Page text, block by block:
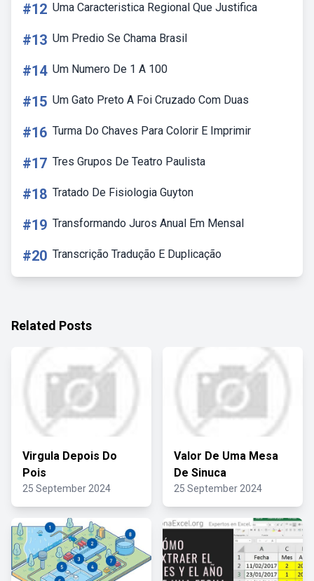
#12 Uma Caracteristica Regional Que Justifica
#13 Um Predio Se Chama Brasil
#14 Um Numero De 1 A 100
#15 Um Gato Preto A Foi Cruzado Com Duas
#16 Turma Do Chaves Para Colorir E Imprimir
#17 Tres Grupos De Teatro Paulista
#18 Tratado De Fisiologia Guyton
#19 Transformando Juros Anual Em Mensal
#20 Transcrição Tradução E Duplicação
Related Posts
Virgula Depois Do
Pois
25 September 2024
Valor De Uma Mesa
De Sinuca
25 September 2024